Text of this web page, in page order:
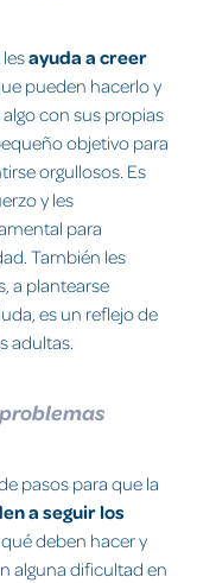
ayuda a creer
pueden hacerlo y
con sus propias
objetivo para
orgullosos. Es
y les
para
También les
a plantearse
es un reflejo de
adultas.
pasos para que la
a seguir los
deben hacer y
alguna dificultad en